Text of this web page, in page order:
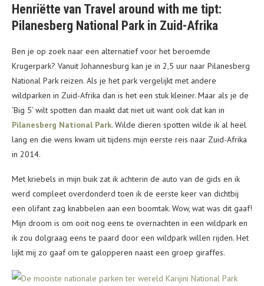
Henriëtte van Travel around with me tipt:
Pilanesberg National Park in Zuid-Afrika
Ben je op zoek naar een alternatief voor het beroemde
Krugerpark? Vanuit Johannesburg kan je in 2,5 uur naar Pilanesberg
National Park reizen. Als je het park vergelijkt met andere
wildparken in Zuid-Afrika dan is het een stuk kleiner. Maar als je de
‘Big 5’ wilt spotten dan maakt dat niet uit want ook dat kan in
Pilanesberg National Park. Wilde dieren spotten wilde ik al heel
lang en die wens kwam uit tijdens mijn eerste reis naar Zuid-Afrika
in 2014.
Met kriebels in mijn buik zat ik achterin de auto van de gids en ik
werd compleet overdonderd toen ik de eerste keer van dichtbij
een olifant zag knabbelen aan een boomtak. Wow, wat was dit gaaf!
Mijn droom is om ooit nog eens te overnachten in een wildpark en
ik zou dolgraag eens te paard door een wildpark willen rijden. Het
lijkt mij zo gaaf om te galopperen naast een groep giraffes.